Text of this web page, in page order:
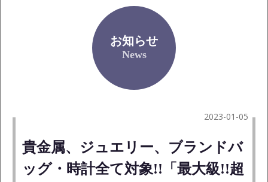
お知らせ
News
2023-01-05
貴金属、ジュエリー、ブランドバ
ッグ・時計全て対象!!「最大級!!超